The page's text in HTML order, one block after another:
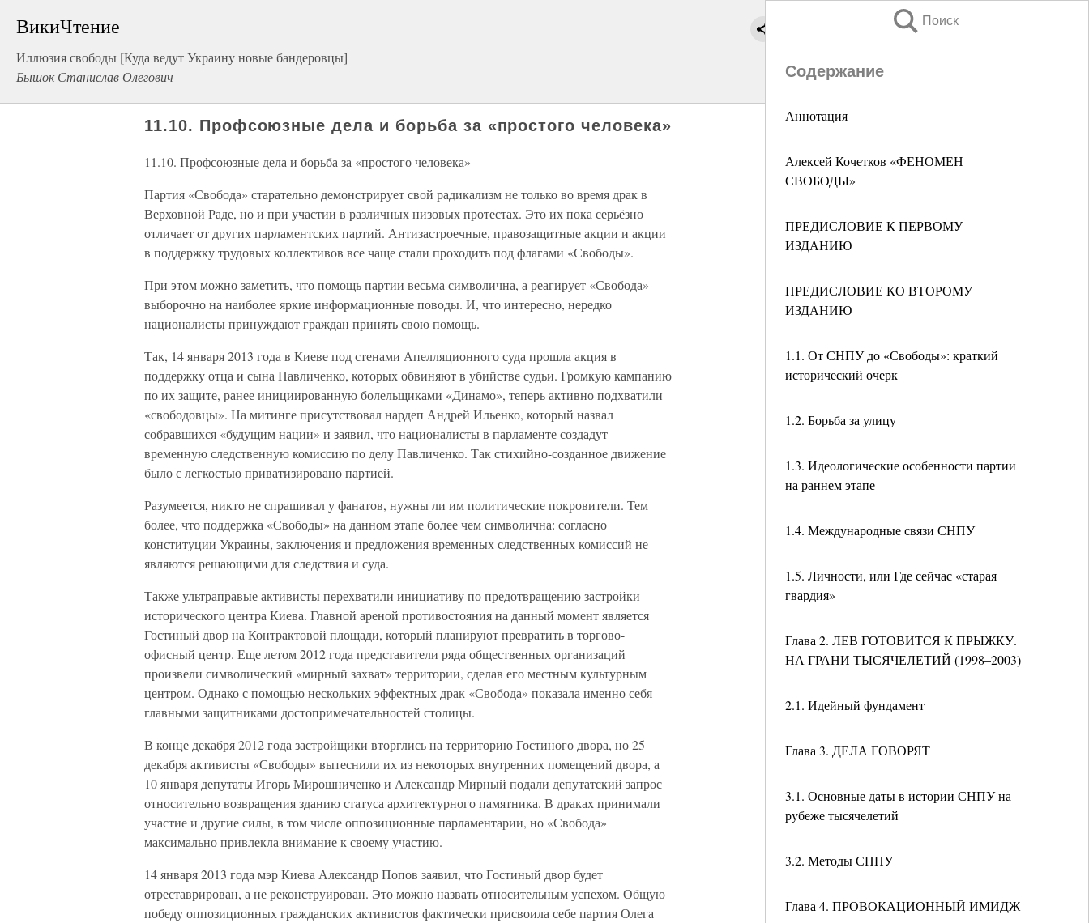
ВикиЧтение
Иллюзия свободы [Куда ведут Украину новые бандеровцы]
Бышок Станислав Олегович
Поиск
Содержание
Аннотация
Алексей Кочетков «ФЕНОМЕН
СВОБОДЫ»
ПРЕДИСЛОВИЕ К ПЕРВОМУ
ИЗДАНИЮ
ПРЕДИСЛОВИЕ КО ВТОРОМУ
ИЗДАНИЮ
1.1. От СНПУ до «Свободы»: краткий
исторический очерк
1.2. Борьба за улицу
1.3. Идеологические особенности партии
на раннем этапе
1.4. Международные связи СНПУ
1.5. Личности, или Где сейчас «старая
гвардия»
Глава 2. ЛЕВ ГОТОВИТСЯ К ПРЫЖКУ.
НА ГРАНИ ТЫСЯЧЕЛЕТИЙ (1998–2003)
2.1. Идейный фундамент
Глава 3. ДЕЛА ГОВОРЯТ
3.1. Основные даты в истории СНПУ на
рубеже тысячелетий
3.2. Методы СНПУ
Глава 4. ПРОВОКАЦИОННЫЙ ИМИДЖ
11.10. Профсоюзные дела и борьба за «простого человека»
11.10. Профсоюзные дела и борьба за «простого человека»
Партия «Свобода» старательно демонстрирует свой радикализм не только во время драк в
Верховной Раде, но и при участии в различных низовых протестах. Это их пока серьёзно
отличает от других парламентских партий. Антизастроечные, правозащитные акции и акции
в поддержку трудовых коллективов все чаще стали проходить под флагами «Свободы».
При этом можно заметить, что помощь партии весьма символична, а реагирует «Свобода»
выборочно на наиболее яркие информационные поводы. И, что интересно, нередко
националисты принуждают граждан принять свою помощь.
Так, 14 января 2013 года в Киеве под стенами Апелляционного суда прошла акция в
поддержку отца и сына Павличенко, которых обвиняют в убийстве судьи. Громкую кампанию
по их защите, ранее инициированную болельщиками «Динамо», теперь активно подхватили
«свободовцы». На митинге присутствовал нардеп Андрей Ильенко, который назвал
собравшихся «будущим нации» и заявил, что националисты в парламенте создадут
временную следственную комиссию по делу Павличенко. Так стихийно-созданное движение
было с легкостью приватизировано партией.
Разумеется, никто не спрашивал у фанатов, нужны ли им политические покровители. Тем
более, что поддержка «Свободы» на данном этапе более чем символична: согласно
конституции Украины, заключения и предложения временных следственных комиссий не
являются решающими для следствия и суда.
Также ультраправые активисты перехватили инициативу по предотвращению застройки
исторического центра Киева. Главной ареной противостояния на данный момент является
Гостиный двор на Контрактовой площади, который планируют превратить в торгово-
офисный центр. Еще летом 2012 года представители ряда общественных организаций
произвели символический «мирный захват» территории, сделав его местным культурным
центром. Однако с помощью нескольких эффектных драк «Свобода» показала именно себя
главными защитниками достопримечательностей столицы.
В конце декабря 2012 года застройщики вторглись на территорию Гостиного двора, но 25
декабря активисты «Свободы» вытеснили их из некоторых внутренних помещений двора, а
10 января депутаты Игорь Мирошниченко и Александр Мирный подали депутатский запрос
относительно возвращения зданию статуса архитектурного памятника. В драках принимали
участие и другие силы, в том числе оппозиционные парламентарии, но «Свобода»
максимально привлекла внимание к своему участию.
14 января 2013 года мэр Киева Александр Попов заявил, что Гостиный двор будет
отреставрирован, а не реконструирован. Это можно назвать относительным успехом. Общую
победу оппозиционных гражданских активистов фактически присвоила себе партия Олега